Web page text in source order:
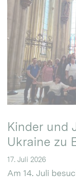
Kinder und
Ukraine zu
17. Juli 2026
Am 14. Juli